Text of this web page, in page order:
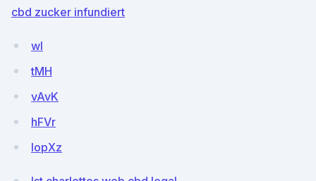
cbd zucker infundiert
wl
tMH
vAvK
hFVr
IopXz